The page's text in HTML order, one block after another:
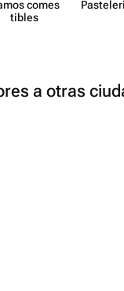
comes​
tibles
a otras